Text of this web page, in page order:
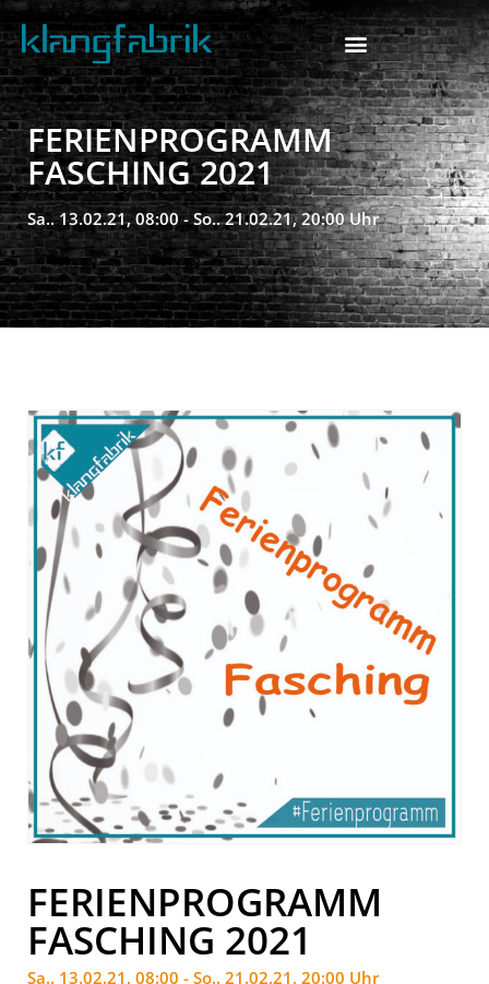
FERIENPROGRAMM
FASCHING 2021
Sa.. 13.02.21, 08:00 - So.. 21.02.21, 20:00 Uhr
FERIENPROGRAMM
FASCHING 2021
Sa.. 13.02.21, 08:00 - So.. 21.02.21, 20:00 Uhr